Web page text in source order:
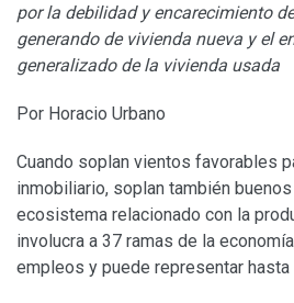
por la debilidad y encarecimiento
generando de vivienda nueva y el
generalizado de la vivienda usada
Por Horacio Urbano
Cuando soplan vientos favorables
inmobiliario, soplan también
ecosistema relacionado con la
involucra a 37 ramas de la
empleos y puede representar hasta